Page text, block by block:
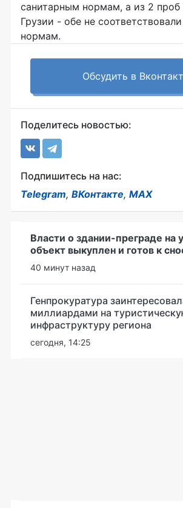
санитарным нормам, а из 2 проб
Грузии - обе не
нормам.
Обсудить в
Поделитесь новостью:
Подпишитесь на нас:
Telegram, ВКонтакте, MAX
Власти о здании-преграде на
объект выкуплен и готов к
40 минут назад
Генпрокуратура
миллиардами на
инфраструктуру региона
сегодня, 14:25